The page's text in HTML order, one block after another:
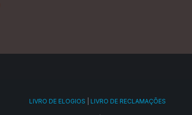
LIVRO DE ELOGIOS LIVRO DE RECLAMAÇÕES